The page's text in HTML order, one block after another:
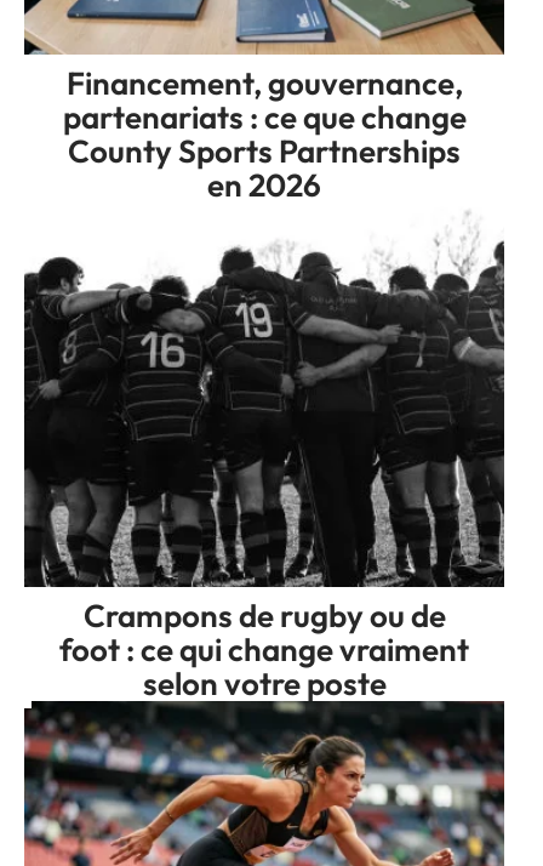
Financement, gouvernance,
partenariats : ce que change
County Sports Partnerships
en 2026
Crampons de rugby ou de
foot : ce qui change vraiment
selon votre poste